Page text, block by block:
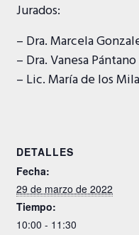
Jurados:
– Dra. Marcela
– Dra. Vanesa
– Lic. María de los
DETALLES
Fecha:
29 de marzo de 2022
Tiempo:
10:00 - 11:30